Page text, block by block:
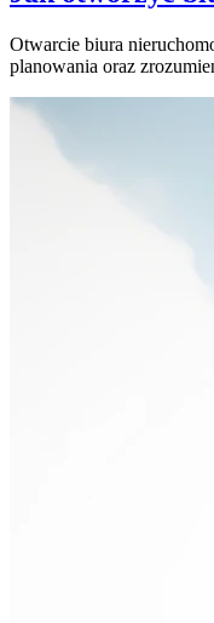
Otwarcie biura
planowania oraz